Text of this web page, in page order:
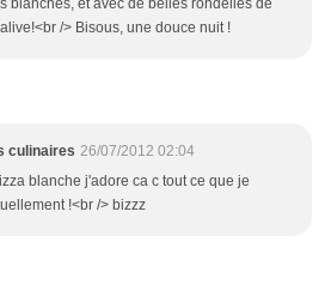
blanches, et avec de belles rondelles de
/> Bisous, une douce nuit !
culinaires 26/07/2012 02:04
blanche j'adore ca c tout ce que je
!<br /> bizzz